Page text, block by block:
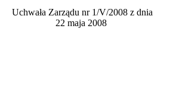
Uchwała Zarządu nr 1/V/2008 z dnia
22 maja 2008